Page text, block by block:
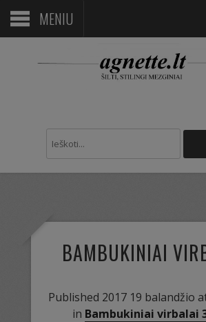
MENIU
BAMBUKINIAI
Published 2017 19 balandžio
in Bambukiniai virbalai